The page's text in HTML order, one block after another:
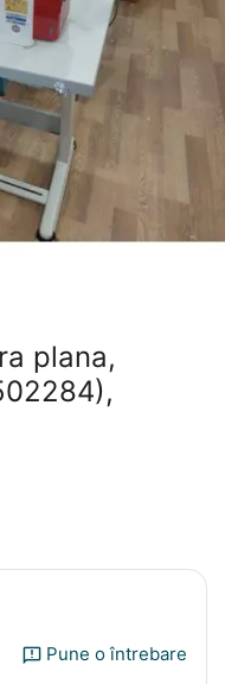
plana,
Pune o întrebare